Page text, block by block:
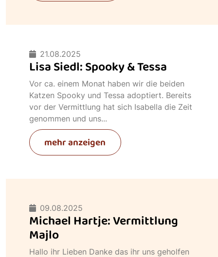
21.08.2025
Lisa Siedl: Spooky & Tessa
Vor ca. einem Monat haben wir die beiden
Katzen Spooky und Tessa adoptiert. Bereits
vor der Vermittlung hat sich Isabella die Zeit
genommen und uns...
mehr anzeigen
09.08.2025
Michael Hartje: Vermittlung
Majlo
Hallo ihr Lieben Danke das ihr uns geholfen